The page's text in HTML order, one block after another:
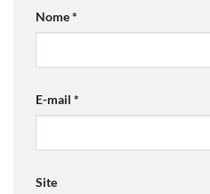
Nome*
E-mail *
Site